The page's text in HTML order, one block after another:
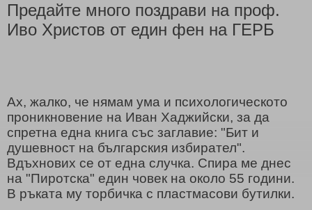
Предайте много поздрави на проф.
Иво Христов от един фен на ГЕРБ
Ах, жалко, че нямам ума и психологическото
проникновение на Иван Хаджийски, за да
спретна една книга със заглавие: "Бит и
душевност на българския избирател".
Вдъхнових се от една случка. Спира ме днес
на "Пиротска" един човек на около 55 години.
В ръката му торбичка с пластмасови бутилки.